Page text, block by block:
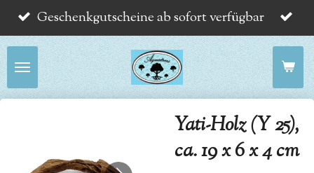
Zum
Hauptinhalt
springen
Geschenkgutscheine ab sofort verfügbar
Yati-Holz (Y 25),
ca. 19 x 6 x 4 cm